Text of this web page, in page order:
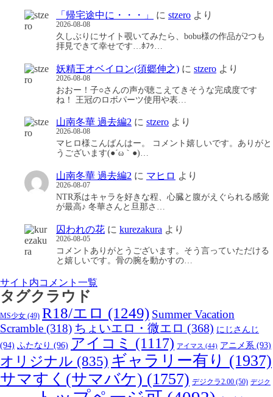
「帰宅途中に・・・」
に stzero より
2026-08-08
久しぶりにサイト覗いてみたら、bobu様の作品が2つも
拝見できて幸せです…ﾎﾌｩ…
妖精王オベイロン(須郷伸之) に stzero より
2026-08-08
おおー！子○さんの声が聴こえてきそうな完成度です
ね！ 王冠のロボパーツ使用や表…
山南冬華 過去編2 に stzero より
2026-08-08
マヒロ様こんばんはー。 コメント嬉しいです。ありがと
うございます(●´ω｀●)…
山南冬華 過去編2 に マヒロ より
2026-08-07
NTR系はキャラを好きな程、心臓と腹がえぐられる感覚
が最高♪ 冬華さんと旦那さ…
囚われの花 に kurezakura より
2026-08-05
コメントありがとうございます。そう言っていただける
と嬉しいです。骨の腕を動かすの…
サイト内コメント一覧
タグクラウド
MS少女 (49) R18/エロ (1249) Summer Vacation
Scramble (318) ちょいエロ・微エロ (368) にじさんじ
(94) ふたなり (96) アイコミ (1117) アイマス (44) アニメ系 (93)
オリジナル (835) ギャラリー有り (1937)
サマすく(サマバケ) (1757) デジクラ2.00 (50) デジク